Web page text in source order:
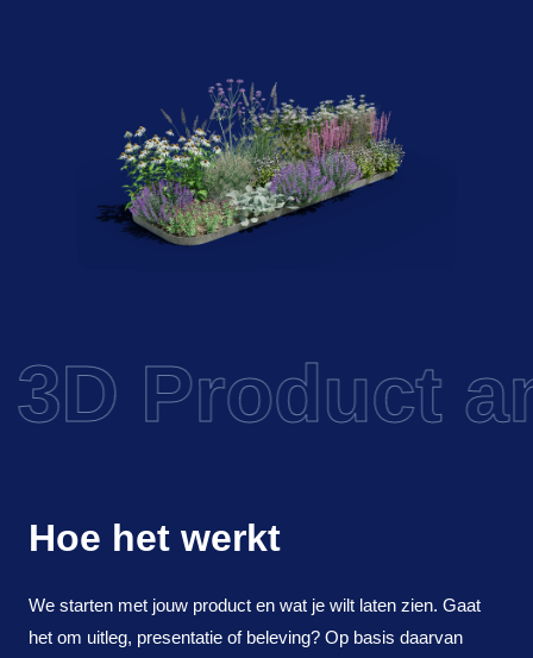
Product
Hoe het werkt
We starten met jouw product en wat je wilt laten zien. Gaat
het om uitleg, presentatie of beleving? Op basis daarvan